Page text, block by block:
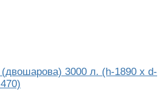
(двошарова) 3000 л. (h-1890 x d-